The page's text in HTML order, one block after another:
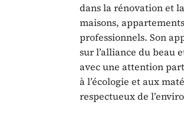
dans la rénovation et
maisons,
professionnels. Son
sur l’alliance du beau
avec une attention
à l’écologie et aux
respectueux de